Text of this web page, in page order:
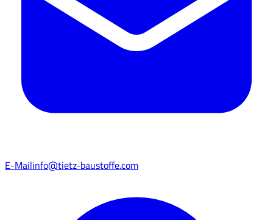
E-Mailinfo@tietz-baustoffe.com